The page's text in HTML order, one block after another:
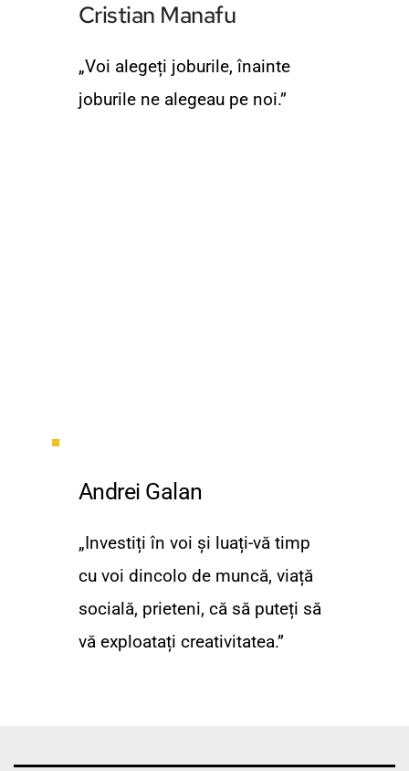
Cristian Manafu
„Voi alegeți joburile, înainte
joburile ne alegeau pe noi.”
Andrei Galan
„Investiți în voi și luați-vă timp
cu voi dincolo de muncă, viață
socială, prieteni, că să puteți să
vă exploatați creativitatea.”